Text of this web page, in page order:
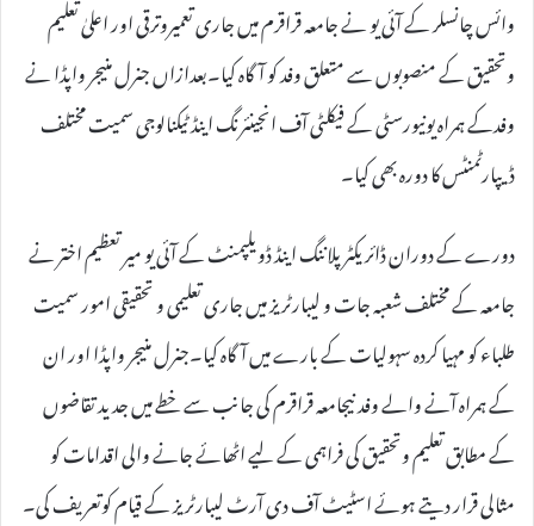
وائس چانسلر کے آئی یو نے جامعہ قراقرم میں جاری تعمیروترقی اور اعلیٰ تعلیم
وتحقیق کے منصوبوں سے متعلق وفد کو آگاہ کیا۔بعدازاں جنرل منیجر واپڈا نے
وفدکے ہمراہ یونیورسٹی کے فیکلٹی آف انجینئرنگ اینڈ ٹیکنالوجی سمیت مختلف
ڈیپارٹمنٹس کا دورہ بھی کیا۔
دورے کے دوران ڈائریکٹر پلاننگ اینڈ ڈویلپمنٹ کے آئی یو میر تعظیم اختر نے
جامعہ کے مختلف شعبہ جات و لیبارٹریز میں جاری تعلیمی و تحقیقی امور سمیت
طلباء کو مہیا کردہ سہولیات کے بارے میں آگاہ کیا۔جنرل منیجر واپڈا اور ان
کے ہمراہ آنے والے وفد نیجامعہ قراقرم کی جانب سے خطے میں جدید تقاضوں
کے مطابق تعلیم وتحقیق کی فراہمی کے لیے اٹھائے جانے والی اقدامات کو
مثالی قرار دیتے ہوئے اسٹیٹ آف دی آرٹ لیبارٹریز کے قیام کوتعریف کی۔